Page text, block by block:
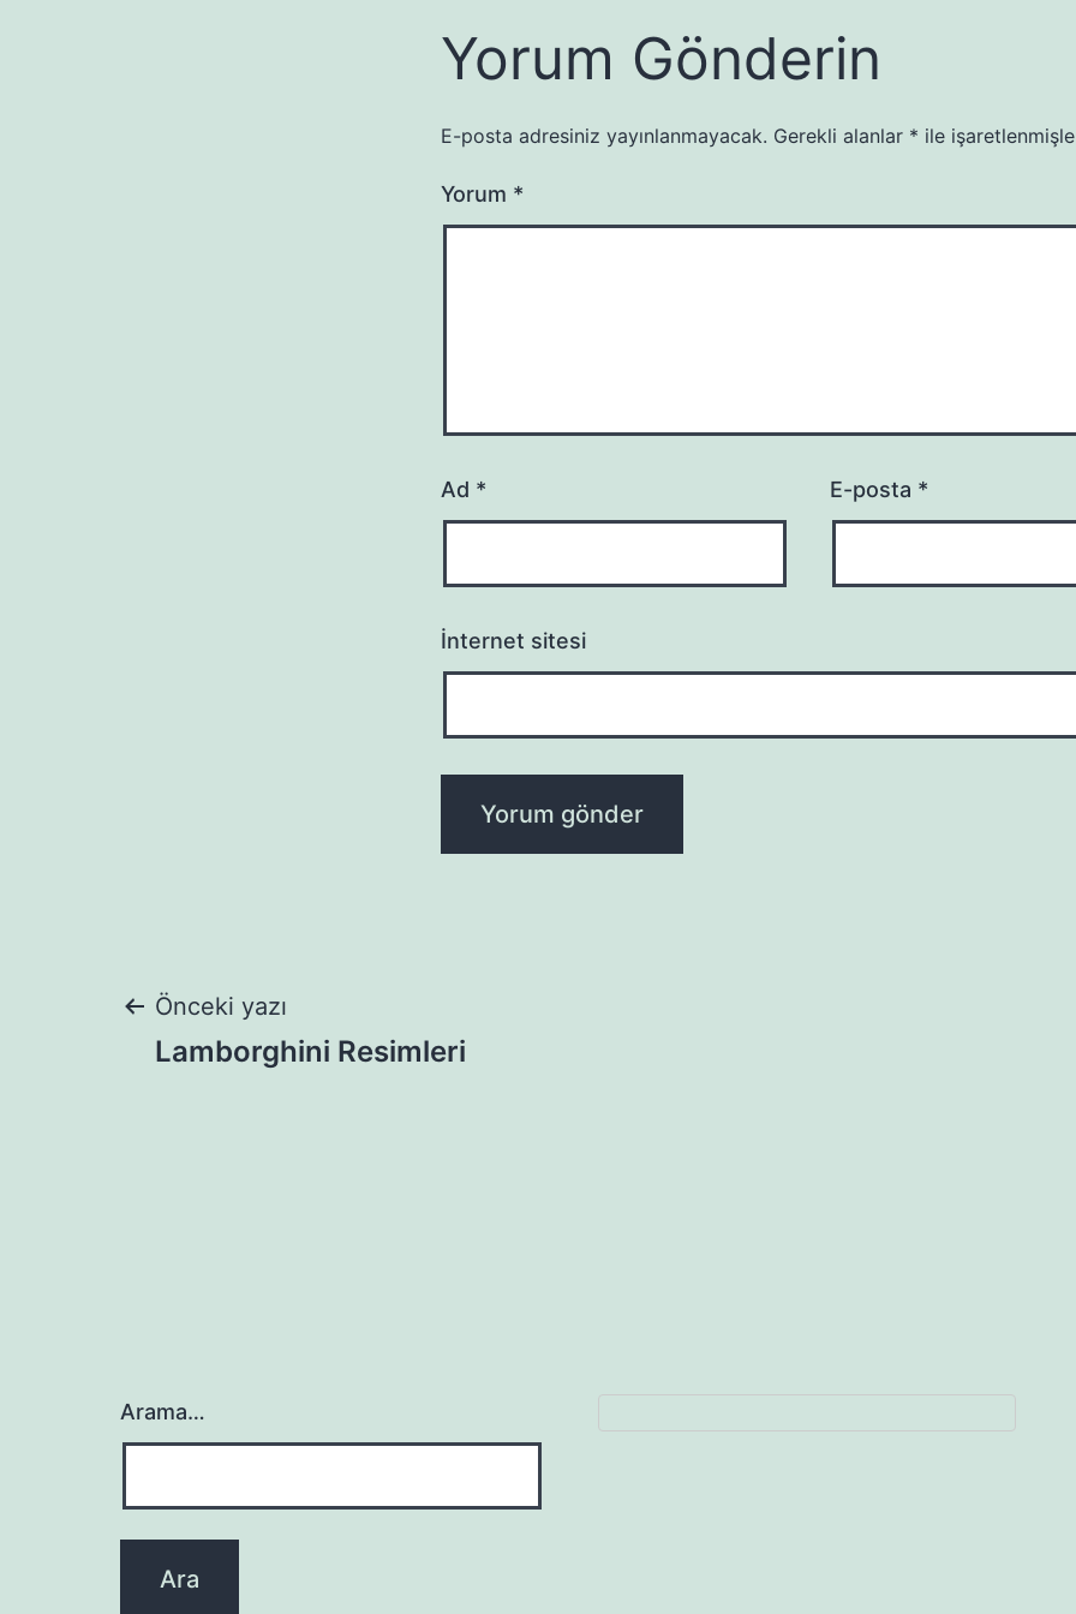
Yorum Gönderin
E-posta adresiniz yayınlanmayacak. Gerekli alanlar * ile
Yorum *
Ad * E-posta *
İnternet sitesi
Yazı
Önceki yazı
Lamborghini Resimleri
Arama…